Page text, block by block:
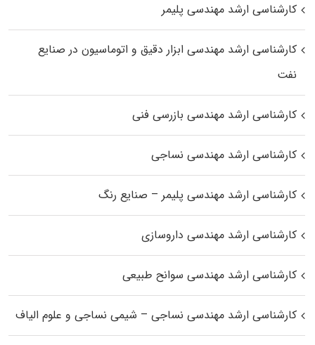
کارشناسی ارشد مهندسی پلیمر
کارشناسی ارشد مهندسی ابزار دقیق و اتوماسیون در صنایع
نفت
کارشناسی ارشد مهندسی بازرسی فنی
کارشناسی ارشد مهندسی نساجی
کارشناسی ارشد مهندسی پلیمر – صنایع رنگ
کارشناسی ارشد مهندسی داروسازی
کارشناسی ارشد مهندسی سوانح طبیعی
کارشناسی ارشد مهندسی نساجی – شیمی نساجی و علوم الیاف